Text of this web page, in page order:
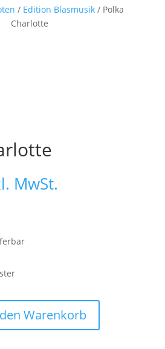
/ Edition Blasmusik / Polka
Charlotte
MwSt.
Warenkorb